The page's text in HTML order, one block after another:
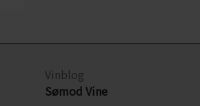
Vinblog
Sømod Vine